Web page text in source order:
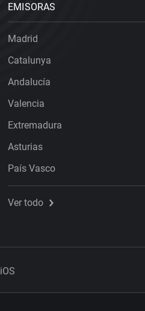
EMISORAS
Madrid
Catalunya
Andalucía
Valencia
Extremadura
Asturias
País Vasco
Ver todo
iOS